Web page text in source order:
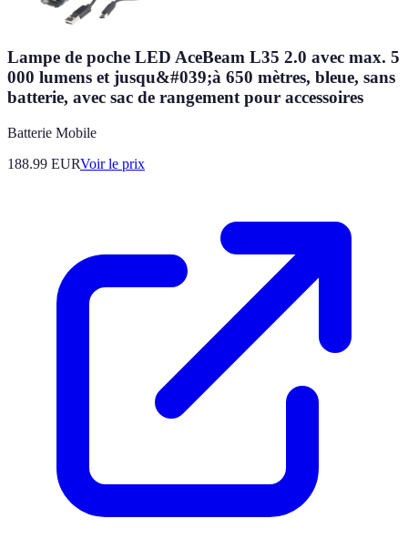
Lampe de poche LED AceBeam L35 2.0 avec max. 5
000 lumens et jusqu&#039;à 650 mètres, bleue, sans
batterie, avec sac de rangement pour accessoires
Batterie Mobile
188.99 EURVoir le prix